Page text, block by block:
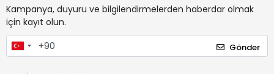
Kampanya, duyuru ve bilgilendirmelerden haberdar olmak
için kayıt olun.
Gönder